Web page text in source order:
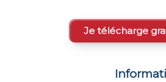
Je télécharge